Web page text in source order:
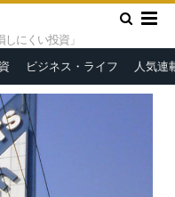
にくい投資」
ビジネス・ライフ 人気連
滅の序章か。アルペン「楽天
編＝岩田昭男